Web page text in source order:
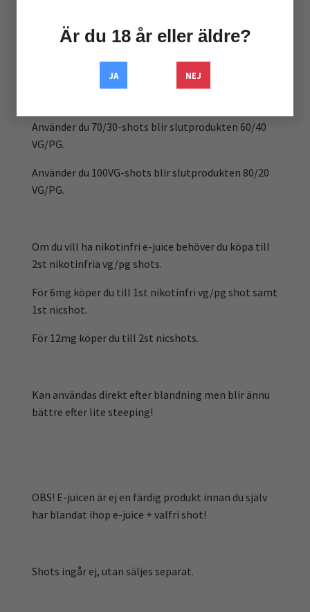
Är du 18 år eller äldre?
JA NEJ
RDA’s) så går det bra att använda 100VG-shots.
Använder du 50/50-shots blir slutprodukten ca
Använder du 70/30-shots blir slutprodukten 60/40
VG/PG.
Använder du 100VG-shots blir slutprodukten 80/20
VG/PG.
Om du vill ha nikotinfri e-juice behöver du köpa till
2st nikotinfria vg/pg shots.
För 6mg köper du till 1st nikotinfri vg/pg shot samt
1st nicshot.
För 12mg köper du till 2st nicshots.
Kan användas direkt efter blandning men blir ännu
bättre efter lite steeping!
OBS! E-juicen är ej en färdig produkt innan du själv
har blandat ihop e-juice + valfri shot!
Shots ingår ej, utan säljes separat.